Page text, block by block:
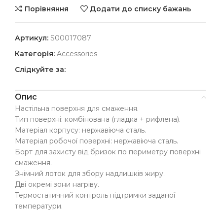
Порівняння Додати до списку бажань
Артикул: S00017087
Категорія: Accessories
Слідкуйте за:
Опис
Настільна поверхня для смаження.
Тип поверхні: комбінована (гладка + рифлена).
Матеріал корпусу: нержавіюча сталь.
Матеріал робочої поверхні: нержавіюча сталь.
Борт для захисту від бризок по периметру поверхні
смаження.
Знімний лоток для збору надлишків жиру.
Дві окремі зони нагріву.
Термостатичний контроль підтримки заданої
температури.